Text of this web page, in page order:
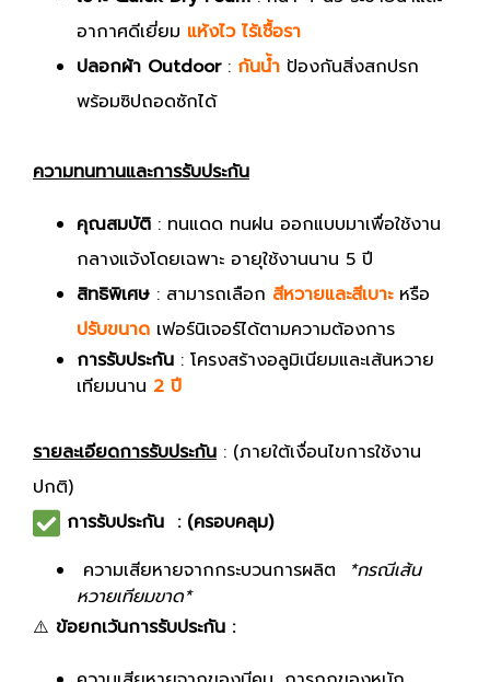
อากาศดีเยี่ยม แห้งไว ไร้เชื้อรา
ปลอกผ้า Outdoor: กันน้ำ ป้องกันสิ่งสกปรก
พร้อมซิปถอดซักได้
ความทนทานและการรับประกัน
คุณสมบัติ : ทนแดด ทนฝน ออกแบบมาเพื่อใช้งาน
กลางแจ้งโดยเฉพาะ อายุใช้งานนาน 5 ปี
สิทธิพิเศษ : สามารถเลือก สีหวายและสีเบาะหรือ
ปรับขนาด เฟอร์นิเจอร์ได้ตามความต้องการ
การรับประกัน : โครงสร้างอลูมิเนียมและเส้นหวาย
เทียมนาน 2 ปี
รายละเอียดการรับประกัน : (ภายใต้เงื่อนไขการใช้งาน
ปกติ)
การรับประกัน : (ครอบคลุม)
ความเสียหายจากกระบวนการผลิต
*กรณีเส้น
หวายเทียมขาด*
⚠️ ข้อยกเว้นการรับประกัน :